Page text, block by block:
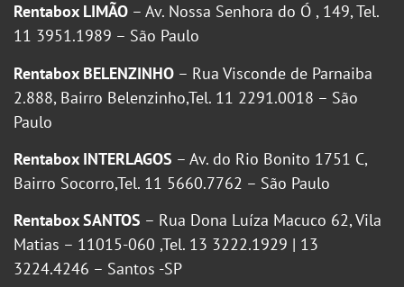
Rentabox LIMÃO – Av. Nossa Senhora do Ó , 149, Tel.
11 3951.1989 – São Paulo
Rentabox BELENZINHO – Rua Visconde de Parnaiba
2.888, Bairro Belenzinho,Tel. 11 2291.0018 – São
Paulo
Rentabox INTERLAGOS – Av. do Rio Bonito 1751 C,
Bairro Socorro,Tel. 11 5660.7762 – São Paulo
Rentabox SANTOS – Rua Dona Luíza Macuco 62, Vila
Matias – 11015-060 ,Tel. 13 3222.1929 | 13
3224.4246 – Santos -SP